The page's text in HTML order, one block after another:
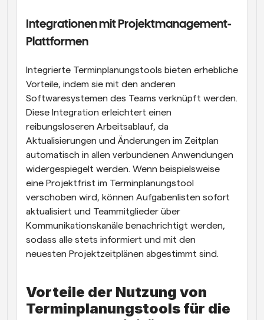
Integrationen mit Projektmanagement-
Plattformen
Integrierte Terminplanungstools bieten erhebliche
Vorteile, indem sie mit den anderen
Softwaresystemen des Teams verknüpft werden.
Diese Integration erleichtert einen
reibungsloseren Arbeitsablauf, da
Aktualisierungen und Änderungen im Zeitplan
automatisch in allen verbundenen Anwendungen
widergespiegelt werden. Wenn beispielsweise
eine Projektfrist im Terminplanungstool
verschoben wird, können Aufgabenlisten sofort
aktualisiert und Teammitglieder über
Kommunikationskanäle benachrichtigt werden,
sodass alle stets informiert und mit den
neuesten Projektzeitplänen abgestimmt sind.
Vorteile der Nutzung von
Terminplanungstools für die